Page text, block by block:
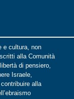
e cultura, non
alla Comunità
di pensiero,
Israele,
alla